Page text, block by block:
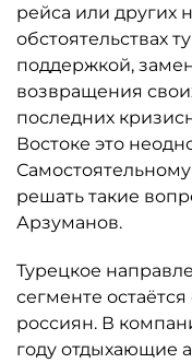
рейса или других
обстоятельствах
поддержкой,
возвращения
последних
Востоке это
решать такие
Арзуманов.
Турецкое
сегменте
россиян. В
году отдыхающие